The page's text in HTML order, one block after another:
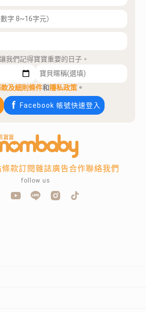
我們記得寶寶重要的日子。
及細則條件和隱私政策 。
Facebook 帳號快速登入
款訂閱雜誌廣告合作聯絡我們
follow us